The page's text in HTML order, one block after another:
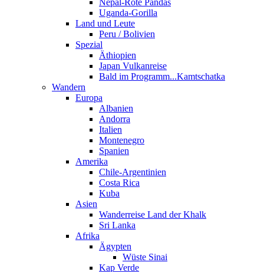
Nepal-Rote Pandas
Uganda-Gorilla
Land und Leute
Peru / Bolivien
Spezial
Äthiopien
Japan Vulkanreise
Bald im Programm...Kamtschatka
Wandern
Europa
Albanien
Andorra
Italien
Montenegro
Spanien
Amerika
Chile-Argentinien
Costa Rica
Kuba
Asien
Wanderreise Land der Khalk
Sri Lanka
Afrika
Ägypten
Wüste Sinai
Kap Verde